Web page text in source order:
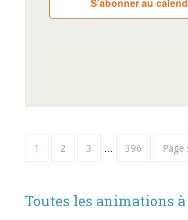
S’abonner au
1 2 3 … 396 Page
Toutes les animations